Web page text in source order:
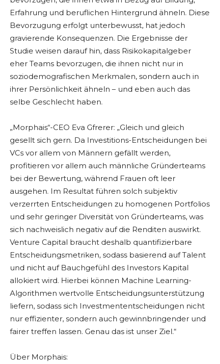
Erfahrung und beruflichen Hintergrund ähneln. Diese
Bevorzugung erfolgt unterbewusst, hat jedoch
gravierende Konsequenzen. Die Ergebnisse der
Studie weisen darauf hin, dass Risikokapitalgeber
eher Teams bevorzugen, die ihnen nicht nur in
soziodemografischen Merkmalen, sondern auch in
ihrer Persönlichkeit ähneln – und eben auch das
selbe Geschlecht haben.
„Morphais“-CEO Eva Gfrerer: „Gleich und gleich
gesellt sich gern. Da Investitions-Entscheidungen bei
VCs vor allem von Männern gefällt werden,
profitieren vor allem auch männliche Gründerteams
bei der Bewertung, während Frauen oft leer
ausgehen. Im Resultat führen solch subjektiv
verzerrten Entscheidungen zu homogenen Portfolios
und sehr geringer Diversität von Gründerteams, was
sich nachweislich negativ auf die Renditen auswirkt.
Venture Capital braucht deshalb quantifizierbare
Entscheidungsmetriken, sodass basierend auf Talent
und nicht auf Bauchgefühl des Investors Kapital
allokiert wird. Hierbei können Machine Learning-
Algorithmen wertvolle Entscheidungsunterstützung
liefern, sodass sich Investmententscheidungen nicht
nur effizienter, sondern auch gewinnbringender und
fairer treffen lassen. Genau das ist unser Ziel.“
Über Morphais: